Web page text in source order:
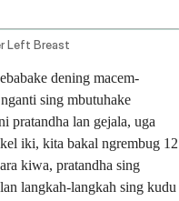
Left Breast
dening macem-
sing mbutuhake
pratandha lan gejala, uga
iki, kita bakal ngrembug 12
kiwa, pratandha sing
langkah-langkah sing kudu